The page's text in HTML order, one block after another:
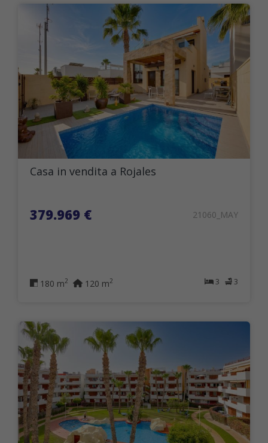
Casa in vendita a Rojales
379.969 € 21060_MAY
3 3
180 m2 120 m2